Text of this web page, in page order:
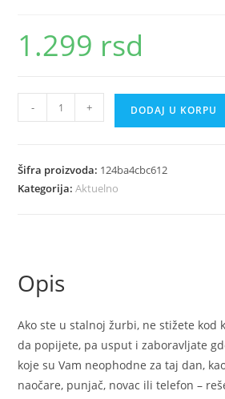
1.299 rsd
Multimedijalni
drzac
casu
količina
- + DODAJ U KORPU
Šifra proizvoda: 124ba4cbc612
Kategorija:Aktuelno
Opis
Ako ste u stalnoj žurbi, ne stižete kod
da popijete, pa usput i zaboravljate
koje su Vam neophodne za taj dan,
naočare, punjač, novac ili telefon –